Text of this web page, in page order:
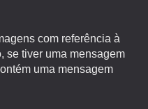
com referência à
se tiver uma mensagem
uma mensagem